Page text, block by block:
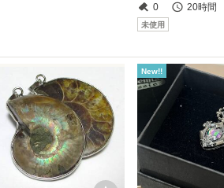
0
20時間
未使用
New!!